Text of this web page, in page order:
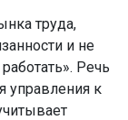
труда,
и не
Речь
управления к